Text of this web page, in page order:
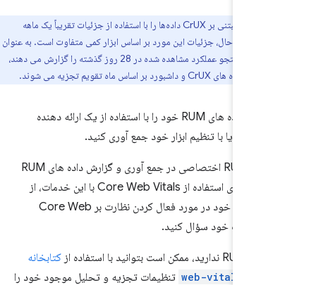
منابع داده مبتنی بر CrUX داده‌ها را با استفاده از جزئیات تقریباً یک ماهه
- با این حال، جزئیات این مورد بر اساس ابزار کمی متفاوت است. به عنوان
مثال، PSI و کنسول جستجو عملکرد مشاهده شده در 28 روز گذشته را گزارش می دهند،
شما می توانید داده های RUM خود را با استفاده از یک ارائه دهنده
ارائه دهندگان RUM اختصاصی در جمع آوری و گزارش داده های RUM
تخصص دارند. برای استفاده از Core Web Vitals با این خدمات، از
ارائه دهنده RUM خود در مورد فعال کردن نظارت بر Core Web
کتابخانه
web-vitals تنظیمات تجزیه و تحلیل موجود خود را